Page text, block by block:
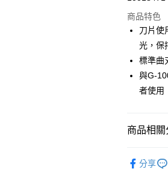
Apple Pay
悠遊付
Google
全盈+PAY
商品特色
刀片使
光，保
標準曲
與G-
者使用
商品相關
分享